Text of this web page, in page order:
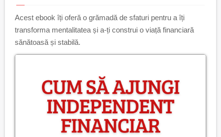
Acest ebook îți oferă o grămadă de sfaturi pentru a îți
transforma mentalitatea și a-ți construi o viață financiară
sănătoasă și stabilă.